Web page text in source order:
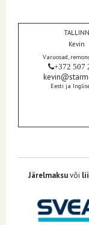
TALLINN
Kevin
Varuosad,
+372 507
Eesti ja
Järelmaksuvõi